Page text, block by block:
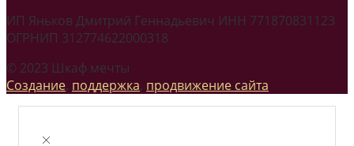
ИП Яньков Дмитрий Геннадьевич ИНН 771870831123
ОГРНИП 312774622000318
© 2023 Шкаф мечты
Создание, поддержка, продвижение сайта